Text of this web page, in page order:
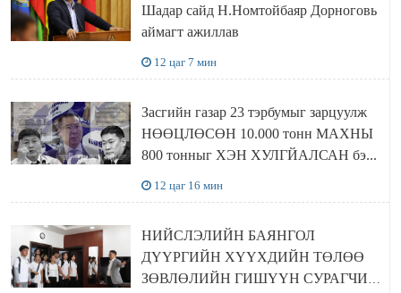
Шадар сайд Н.Номтойбаяр Дорноговь
аймагт ажиллав
12 цаг 7 мин
Засгийн газар 23 тэрбумыг зарцуулж
НӨӨЦЛӨСӨН 10.000 тонн МАХНЫ
800 тонныг ХЭН ХУЛГЙАЛСАН бэ...
12 цаг 16 мин
НИЙСЛЭЛИЙН БАЯНГОЛ
ДҮҮРГИЙН ХҮҮХДИЙН ТӨЛӨӨ
ЗӨВЛӨЛИЙН ГИШҮҮН СУРАГЧИД